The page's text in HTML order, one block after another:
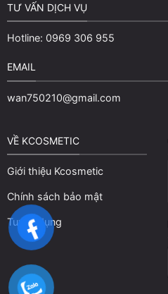
TƯ VẤN DỊCH VỤ
Hotline: 0969 306 955
EMAIL
wan750210@gmail.com
VỀ KCOSMETIC
Giới thiệu Kcosmetic
Chính sách bảo mật
Tuyển dụng